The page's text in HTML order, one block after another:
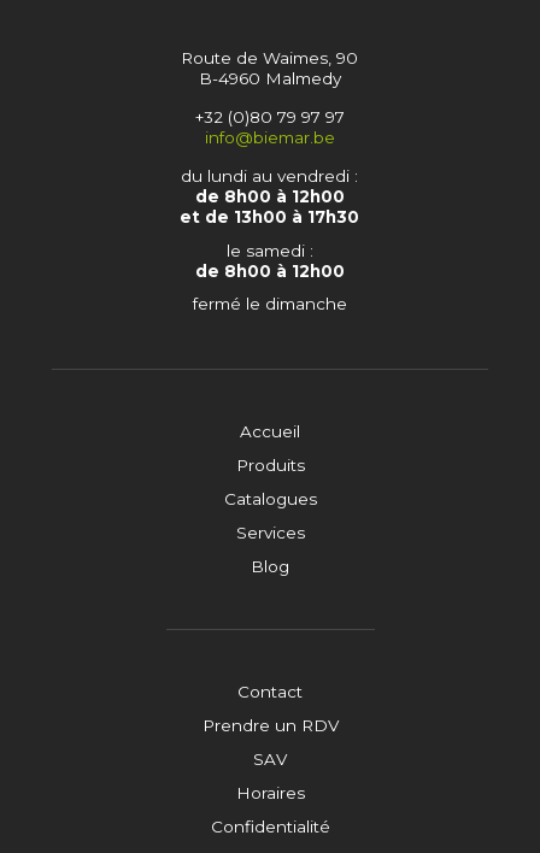
Accueil
Produits
Catalogues
Services
Blog
Contact
Prendre un RDV
SAV
Horaires
Confidentialité
Route de Waimes, 90
B-4960 Malmedy
+32 (0)80 79 97 97
info@biemar.be
du lundi au vendredi :
de 8h00 à 12h00
et de 13h00 à 17h30
le samedi :
de 8h00 à 12h00
fermé le dimanche